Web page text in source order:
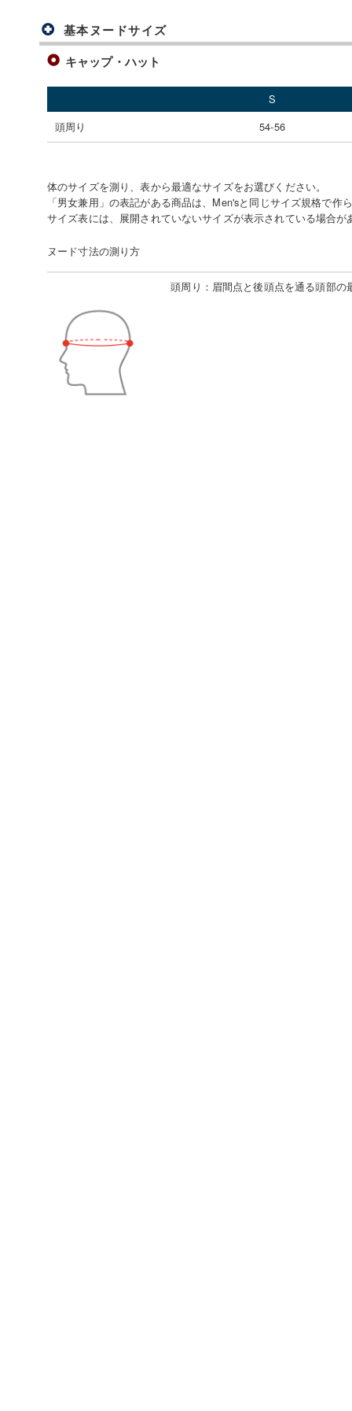
基本ヌードサイズ
キャップ・ハット
S
頭周り
54-56
体のサイズを測り、表から最適なサイズをお選びください。
「男女兼用」の表記がある商品は、Men'sと同じサイズ規格で作
サイズ表には、展開されていないサイズが表示されている場合が
ヌード寸法の測り方
頭周り ： 眉間点と後頭点を通る頭部の